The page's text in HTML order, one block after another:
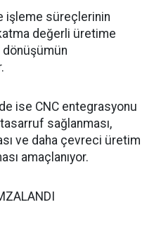
işleme süreçlerinin
değerli üretime
ise CNC entegrasyonu
sağlanması,
ve daha çevreci üretim
amaçlanıyor.